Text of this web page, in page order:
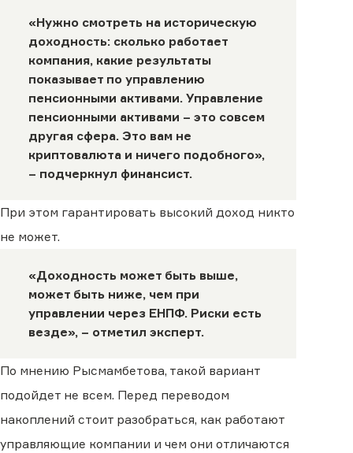
«Нужно смотреть на историческую
доходность: сколько работает
компания, какие результаты
показывает по управлению
пенсионными активами. Управление
пенсионными активами – это совсем
другая сфера. Это вам не
криптовалюта и ничего подобного»,
– подчеркнул финансист.
При этом гарантировать высокий доход никто
не может.
«Доходность может быть выше,
может быть ниже, чем при
управлении через ЕНПФ. Риски есть
везде», – отметил эксперт.
По мнению Рысмамбетова, такой вариант
подойдет не всем. Перед переводом
накоплений стоит разобраться, как работают
управляющие компании и чем они отличаются